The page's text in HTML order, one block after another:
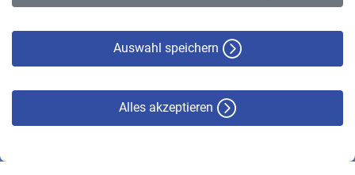
Auswahl speichern
Alles akzeptieren
© VBL 2026